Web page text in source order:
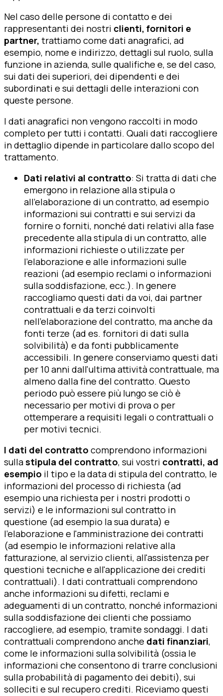
Nel caso delle persone di contatto e dei
rappresentanti dei nostri clienti, fornitori e
partner, trattiamo come dati anagrafici, ad
esempio, nome e indirizzo, dettagli sul ruolo, sulla
funzione in azienda, sulle qualifiche e, se del caso,
sui dati dei superiori, dei dipendenti e dei
subordinati e sui dettagli delle interazioni con
queste persone.
I dati anagrafici non vengono raccolti in modo
completo per tutti i contatti. Quali dati raccogliere
in dettaglio dipende in particolare dallo scopo del
trattamento.
Dati relativi al contratto: Si tratta di dati che
emergono in relazione alla stipula o
all'elaborazione di un contratto, ad esempio
informazioni sui contratti e sui servizi da
fornire o forniti, nonché dati relativi alla fase
precedente alla stipula di un contratto, alle
informazioni richieste o utilizzate per
l'elaborazione e alle informazioni sulle
reazioni (ad esempio reclami o informazioni
sulla soddisfazione, ecc.). In genere
raccogliamo questi dati da voi, dai partner
contrattuali e da terzi coinvolti
nell'elaborazione del contratto, ma anche da
fonti terze (ad es. fornitori di dati sulla
solvibilità) e da fonti pubblicamente
accessibili. In genere conserviamo questi dati
per 10 anni dall'ultima attività contrattuale, ma
almeno dalla fine del contratto. Questo
periodo può essere più lungo se ciò è
necessario per motivi di prova o per
ottemperare a requisiti legali o contrattuali o
per motivi tecnici.
I dati del contratto comprendono informazioni
sullastipula del contratto, sui vostri contratti, ad
esempio il tipo e la data di stipula del contratto, le
informazioni del processo di richiesta (ad
esempio una richiesta per i nostri prodotti o
servizi) e le informazioni sul contratto in
questione (ad esempio la sua durata) e
l'elaborazione e l'amministrazione dei contratti
(ad esempio le informazioni relative alla
fatturazione, al servizio clienti, all'assistenza per
questioni tecniche e all'applicazione dei crediti
contrattuali). I dati contrattuali comprendono
anche informazioni su difetti, reclami e
adeguamenti di un contratto, nonché informazioni
sulla soddisfazione dei clienti che possiamo
raccogliere, ad esempio, tramite sondaggi. I dati
contrattuali comprendono anche dati finanziari,
come le informazioni sulla solvibilità (ossia le
informazioni che consentono di trarre conclusioni
sulla probabilità di pagamento dei debiti), sui
solleciti e sul recupero crediti. Riceviamo questi